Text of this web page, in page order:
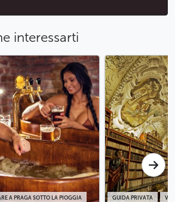
interessarti
A PRAGA SOTTO LA PIOGGIA GUIDA PRIVATA